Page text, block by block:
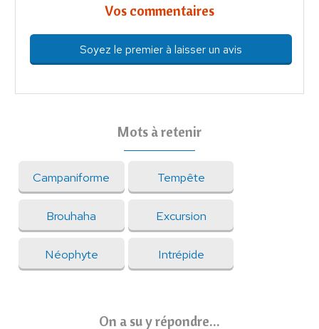
Vos commentaires
Soyez le premier à laisser un avis
Mots à retenir
Campaniforme Tempête
Brouhaha Excursion
Néophyte Intrépide
On a su y répondre...